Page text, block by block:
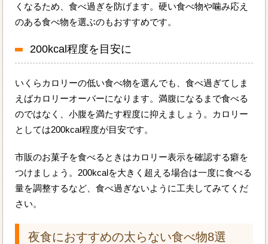
くなるため、食べ過ぎを防げます。硬い食べ物や噛み応え
のある食べ物を選ぶのもおすすめです。
200kcal程度を目安に
いくらカロリーの低い食べ物を選んでも、食べ過ぎてしま
えばカロリーオーバーになります。満腹になるまで食べる
のではなく、小腹を満たす程度に抑えましょう。カロリー
としては200kcal程度が目安です。
市販のお菓子を食べるときはカロリー表示を確認する癖を
つけましょう。200kcalを大きく超える場合は一度に食べる
量を調整するなど、食べ過ぎないように工夫してみてくだ
さい。
夜食におすすめの太らない食べ物8選